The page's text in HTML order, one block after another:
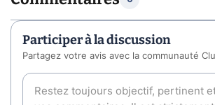
Participer à la discussion
Partagez votre avis avec la communauté